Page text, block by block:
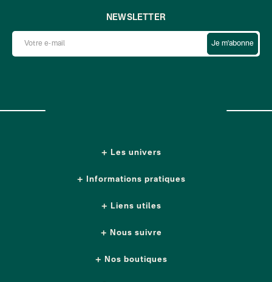
Les univers
Informations pratiques
Liens utiles
NEWSLETTER
Je m'abonne
Nous suivre
Nos boutiques